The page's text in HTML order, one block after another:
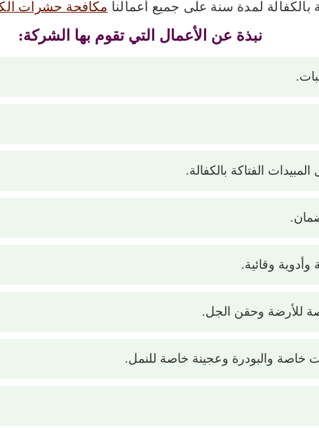
بالكفالة لمدة سنة على جميع أعمالنا مكافحة حشرات
نبذة عن الأعمال التي تقوم بها الشركة:
الفتاكة بالكفالة.
وأدوية وقائية.
للأرضة وحقن الجل.
خاصة والبودرة وعجينة خاصة للنمل.